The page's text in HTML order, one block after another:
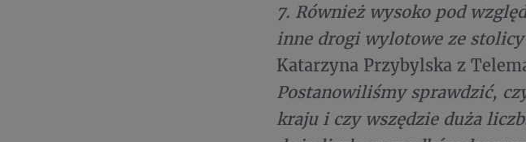
7. Również wysoko pod
inne drogi wylotowe ze
Katarzyna Przybylska z
Postanowiliśmy sprawdzić,
kraju i czy wszędzie duża